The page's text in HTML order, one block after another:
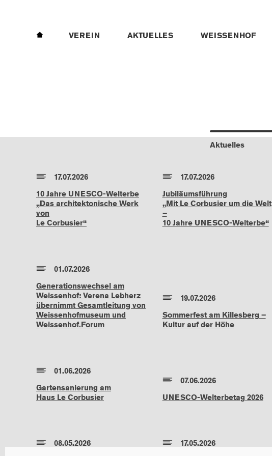
HOME VEREIN AKTUELLES WEISSENHOF
Aktuelles
17.07.2026
10 Jahre UNESCO-Welterbe
„Das architektonische Werk
von
Le Corbusier“
17.07.2026
Jubiläumsführung
„Mit Le Corbusier um die Welt
–
10 Jahre UNESCO-Welterbe“
01.07.2026
Generationswechsel am
Weissenhof: Verena Lebherz
übernimmt Gesamtleitung von
Weissenhofmuseum und
Weissenhof.Forum
19.07.2026
Sommerfest am Killesberg –
Kultur auf der Höhe
01.06.2026
Gartensanierung am
Haus Le Corbusier
07.06.2026
UNESCO-Welterbetag 2026
08.05.2026
17.05.2026